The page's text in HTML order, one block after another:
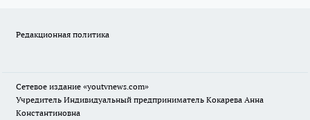
Редакционная политика
Сетевое издание «youtvnews.com»
Учредитель Индивидуальный предприниматель Кокарева Анна
Константиновна